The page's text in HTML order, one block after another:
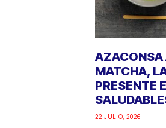
AZACONSA
MATCHA,
PRESENTE
22 JULIO, 2026